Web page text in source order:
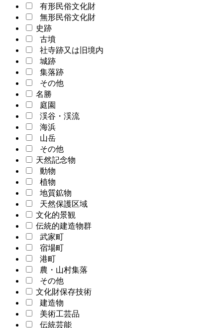
有形民俗文化財
無形民俗文化財
史跡
古墳
社寺跡又は旧境内
城跡
集落跡
その他
名勝
庭園
渓谷・渓流
海浜
山岳
その他
天然記念物
動物
植物
地質鉱物
天然保護区域
文化的景観
伝統的建造物群
武家町
宿場町
港町
農・山村集落
その他
文化財保存技術
建造物
美術工芸品
伝統芸能